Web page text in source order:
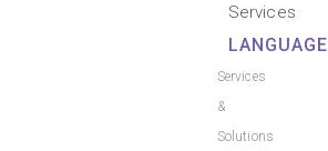
Services
LANGUAGE
Services
&
Solutions